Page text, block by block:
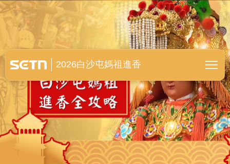
白沙屯媽祖進香全紀錄
2026白沙屯媽祖進香